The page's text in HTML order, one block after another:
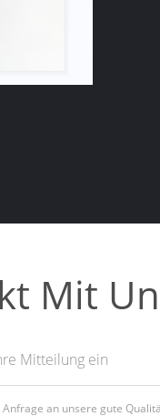
Mit
Mitteilung ein